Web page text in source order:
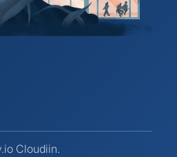
Cloudiin.